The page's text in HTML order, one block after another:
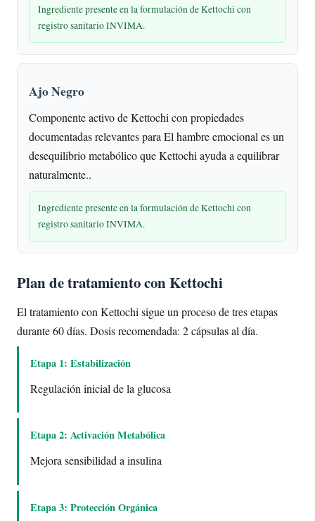
Ingrediente presente en la formulación de Kettochi con
registro sanitario INVIMA.
Ajo Negro
Componente activo de Kettochi con propiedades
documentadas relevantes para El hambre emocional es un
desequilibrio metabólico que Kettochi ayuda a equilibrar
naturalmente..
Ingrediente presente en la formulación de Kettochi con
registro sanitario INVIMA.
Plan de tratamiento con Kettochi
El tratamiento con Kettochi sigue un proceso de tres etapas
durante 60 días. Dosis recomendada: 2 cápsulas al día.
Etapa 1: Estabilización
Regulación inicial de la glucosa
Etapa 2: Activación Metabólica
Mejora sensibilidad a insulina
Etapa 3: Protección Orgánica